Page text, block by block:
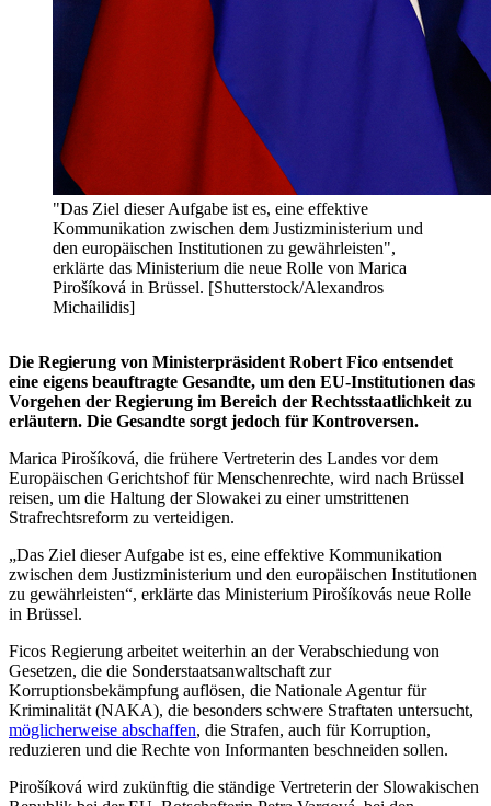
"Das Ziel dieser Aufgabe ist es, eine effektive
Kommunikation zwischen dem Justizministerium und
den europäischen Institutionen zu gewährleisten",
erklärte das Ministerium die neue Rolle von Marica
Pirošíková in Brüssel. [Shutterstock/Alexandros
Michailidis]
Die Regierung von Ministerpräsident Robert Fico entsendet
eine eigens beauftragte Gesandte, um den EU-Institutionen das
Vorgehen der Regierung im Bereich der Rechtsstaatlichkeit zu
erläutern. Die Gesandte sorgt jedoch für Kontroversen.
Marica Pirošíková, die frühere Vertreterin des Landes vor dem
Europäischen Gerichtshof für Menschenrechte, wird nach Brüssel
reisen, um die Haltung der Slowakei zu einer umstrittenen
Strafrechtsreform zu verteidigen.
„Das Ziel dieser Aufgabe ist es, eine effektive Kommunikation
zwischen dem Justizministerium und den europäischen Institutionen
zu gewährleisten“, erklärte das Ministerium Pirošíkovás neue Rolle
in Brüssel.
Ficos Regierung arbeitet weiterhin an der Verabschiedung von
Gesetzen, die die Sonderstaatsanwaltschaft zur
Korruptionsbekämpfung auflösen, die Nationale Agentur für
Kriminalität (NAKA), die besonders schwere Straftaten untersucht,
möglicherweise abschaffen, die Strafen, auch für Korruption,
reduzieren und die Rechte von Informanten beschneiden sollen.
Pirošíková wird zukünftig die ständige Vertreterin der Slowakischen